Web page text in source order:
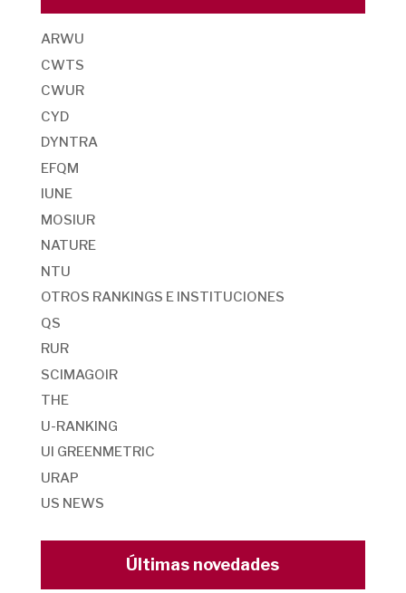
ARWU
CWTS
CWUR
CYD
DYNTRA
EFQM
IUNE
MOSIUR
NATURE
NTU
OTROS RANKINGS E INSTITUCIONES
QS
RUR
SCIMAGOIR
THE
U-RANKING
UI GREENMETRIC
URAP
US NEWS
Últimas novedades